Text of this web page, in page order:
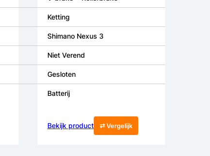
Ketting
Shimano Nexus 3
Niet Verend
Gesloten
Batterij
Bekijk product ⇄ Vergelijk